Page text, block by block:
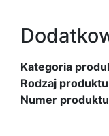
Kategoria
Rodzaj
Numer